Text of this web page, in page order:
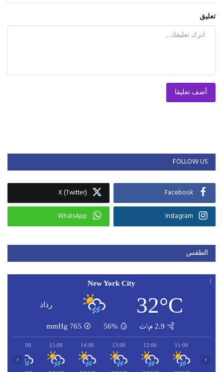
تعليق
أضف تعليقا
FOLLOW US
Facebook
X (Twitter)
Instagram
WhatsApp
الطقس
New York City
32°C رذاذ
2.9 م\ث 56%
765
mmHg
11:00
12:00
13:00
14:00
15:00
16:00
‹ ›